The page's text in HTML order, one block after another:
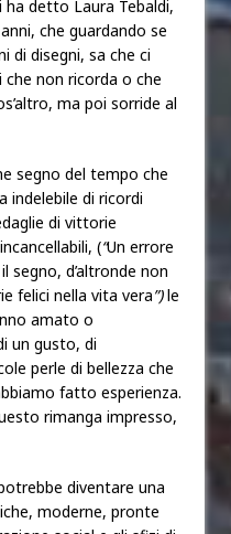
detto Laura Tebaldi,
che guardando se
di disegni, sa che ci
non ricorda o che
ma poi sorride al
segno del tempo che
indelebile di ricordi
di vittorie
(“Un errore
segno, d’altronde non
felici nella vita vera”)le
amato o
un gusto, di
perle di bellezza che
fatto esperienza.
rimanga impresso,
diventare una
moderne, pronte